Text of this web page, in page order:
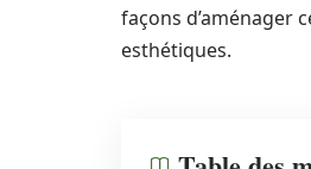
façons d’aménager
esthétiques.